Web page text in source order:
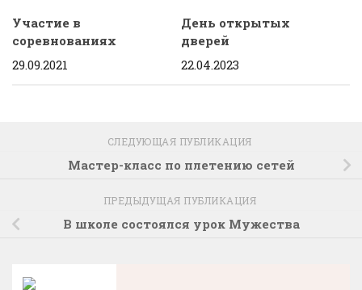
Участие в
соревнованиях
29.09.2021
День открытых
дверей
22.04.2023
СЛЕДУЮЩАЯ ПУБЛИКАЦИЯ
Мастер-класс по плетению сетей
ПРЕДЫДУЩАЯ ПУБЛИКАЦИЯ
В школе состоялся урок Мужества